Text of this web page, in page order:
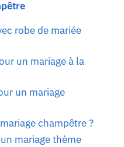
robe de mariée
un mariage à la
un mariage
champêtre ?
mariage thème